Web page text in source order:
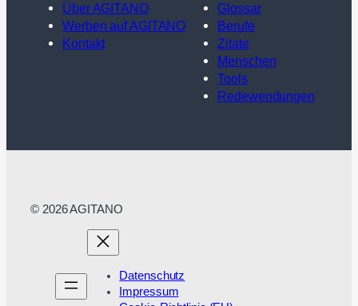
Über AGITANO
Werben auf AGITANO
Kontakt
Glossar
Berufe
Zitate
Menschen
Tools
Redewendungen
© 2026 AGITANO
Datenschutz
Impressum